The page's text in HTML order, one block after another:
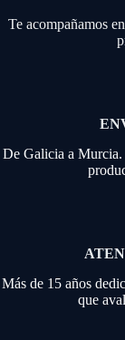
Te acompañamos
De Galicia a
Más de 15 años
que